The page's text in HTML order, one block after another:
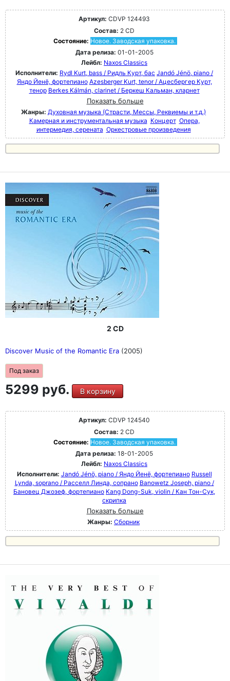
Артикул: CDVP 124493
Состав: 2 CD
Состояние: Новое. Заводская упаковка.
Дата релиза: 01-01-2005
Лейбл: Naxos Classics
Исполнители: Rydl Kurt, bass / Ридль Курт, бас Jandó Jénö, piano /
Яндо Йенё, фортепиано Azesberger Kurt, tenor / Ацесбергер Курт,
тенор Berkes Kálmán, clarinet / Беркеш Кальман, кларнет
Показать больше
Жанры: Духовная музыка (Страсти, Мессы, Реквиемы и т.д.)
Камерная и инструментальная музыка Концерт Опера,
интермедия, серената Оркестровые произведения
2 CD
Discover Music of the Romantic Era (2005)
Под заказ
5299 руб. В корзину
Артикул: CDVP 124540
Состав: 2 CD
Состояние: Новое. Заводская упаковка.
Дата релиза: 18-01-2005
Лейбл: Naxos Classics
Исполнители: Jandó Jénö, piano / Яндо Йенё, фортепиано Russell
Lynda, soprano / Расселл Линда, сопрано Banowetz Joseph, piano /
Бановец Джозеф, фортепиано Kang Dong-Suk, violin / Кан Тон-Сук,
скрипка
Показать больше
Жанры: Сборник